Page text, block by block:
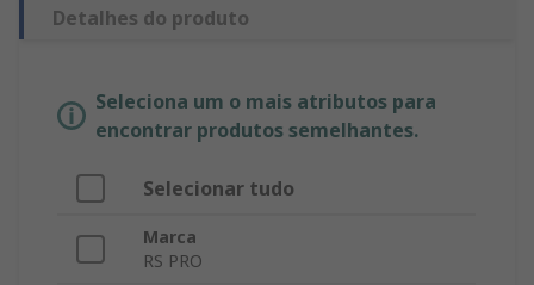
Detalhes do produto
Seleciona um o mais atributos para
encontrar produtos semelhantes.
Selecionar tudo
Marca
RS PRO